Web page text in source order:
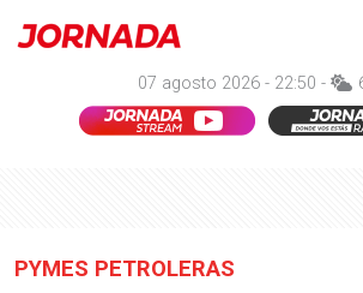
07 agosto 2026 - 22:50 -
PYMES PETROLERAS